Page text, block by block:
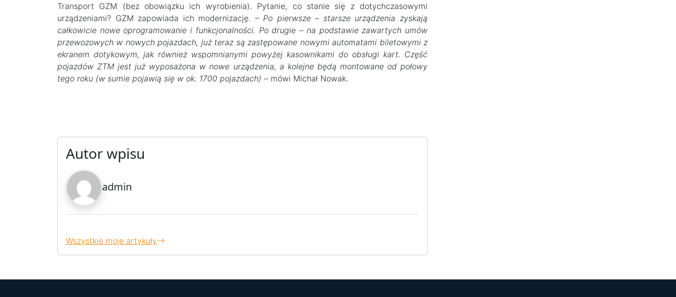
Transport GZM (bez obowiązku ich wyrobienia). Pytanie, co stanie się z dotychczasowymi
urządzeniami? GZM zapowiada ich modernizację. – Po pierwsze – starsze urządzenia zyskają
całkowicie nowe oprogramowanie i funkcjonalności. Po drugie – na podstawie zawartych umów
przewozowych w nowych pojazdach, już teraz są zastępowane nowymi automatami biletowymi z
ekranem dotykowym, jak również wspomnianymi powyżej kasownikami do obsługi kart. Część
pojazdów ZTM jest już wyposażona w nowe urządzenia, a kolejne będą montowane od połowy
tego roku (w sumie pojawią się w ok. 1700 pojazdach) – mówi Michał Nowak.
Autor wpisu
admin
Wszystkie moje artykuły